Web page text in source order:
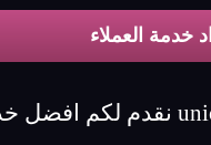
خدمة العملاء